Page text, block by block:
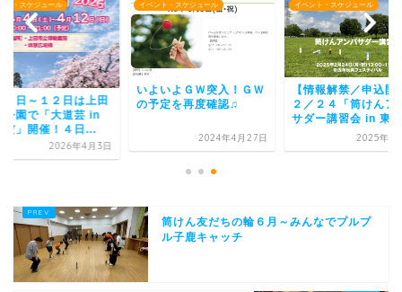
ト・スケジュール
４日～１２日は上田
公園で「大道芸 in
だ」開催！４日...
2026年4月3日
イベント・スケジュール
いよいよＧＷ突入！ＧＷ
の予定を再度確認♫
2024年4月27日
イベント・スケジュール
【情報解禁／申込開
２／２４「筒けんア
サダー講習会 in 東...
2025年1
筒けん友だちの輪６月～みんなでプルプ
ル子鹿キャッチ